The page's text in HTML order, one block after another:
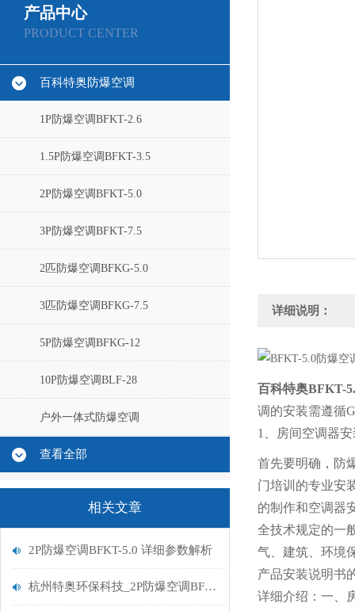
产品中心
PRODUCT CENTER
百科特奥防爆空调
1P防爆空调BFKT-2.6
1.5P防爆空调BFKT-3.5
2P防爆空调BFKT-5.0
3P防爆空调BFKT-7.5
2匹防爆空调BFKG-5.0
3匹防爆空调BFKG-7.5
5P防爆空调BFKG-12
10P防爆空调BLF-28
户外一体式防爆空调
查看全部
相关文章
2P防爆空调BFKT-5.0 详细参数解析
杭州特奥环保科技_2P防爆空调BFKT-5.0
详细说明：
百科特奥BFKT-
调的安装需遵循
1、房间空调器
首先要明确，防
门培训的专业安
的制作和空调器
全技术规定的一
气、建筑、环境
产品安装说明书
详细介绍：一、